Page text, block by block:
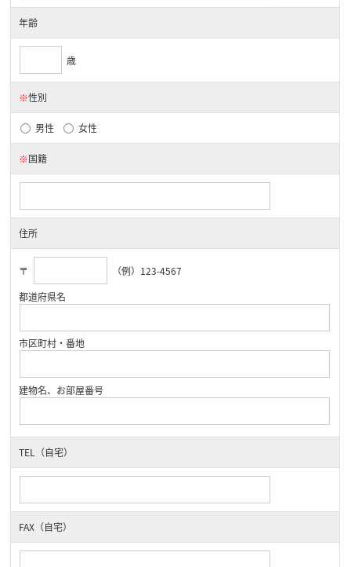
年齢
歳
※性別
男性 女性
※国籍
住所
〒
（例）123-4567
都道府県名
市区町村・番地
建物名、お部屋番号
TEL（自宅）
FAX（自宅）